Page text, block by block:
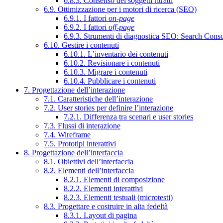
6.9. Ottimizzazione per i motori di ricerca (SEO)
6.9.1. I fattori on-page
6.9.2. I fattori off-page
6.9.3. Strumenti di diagnostica SEO: Search
6.10. Gestire i contenuti
6.10.1. L’inventario dei contenuti
6.10.2. Revisionare i contenuti
6.10.3. Migrare i contenuti
6.10.4. Pubblicare i contenuti
7. Progettazione dell’interazione
7.1. Caratteristiche dell’interazione
7.2. User stories per definire l’interazione
7.2.1. Differenza tra scenari e user stories
7.3. Flussi di interazione
7.4. Wireframe
7.5. Prototipi interattivi
8. Progettazione dell’interfaccia
8.1. Obiettivi dell’interfaccia
8.2. Elementi dell’interfaccia
8.2.1. Elementi di composizione
8.2.2. Elementi interattivi
8.2.3. Elementi testuali (microtesti)
8.3. Progettare e costruire in alta fedeltà
8.3.1. Layout di pagina